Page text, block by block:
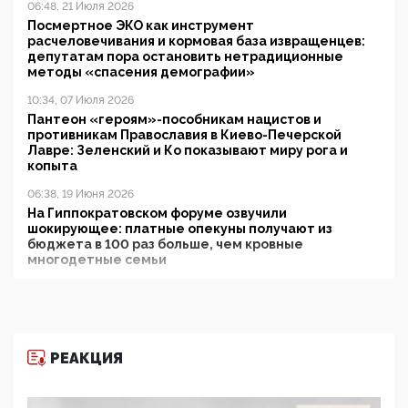
06:48, 21 Июля 2026
Посмертное ЭКО как инструмент
расчеловечивания и кормовая база извращенцев:
депутатам пора остановить нетрадиционные
методы «спасения демографии»
10:34, 07 Июля 2026
Пантеон «героям»-пособникам нацистов и
противникам Православия в Киево-Печерской
Лавре: Зеленский и Ко показывают миру рога и
копыта
06:38, 19 Июня 2026
На Гиппократовском форуме озвучили
шокирующее: платные опекуны получают из
бюджета в 100 раз больше, чем кровные
многодетные семьи
11:53, 09 Июня 2026
деятельность ИИТО ЮНЕСКО в России, но
РЕАКЦИЯ